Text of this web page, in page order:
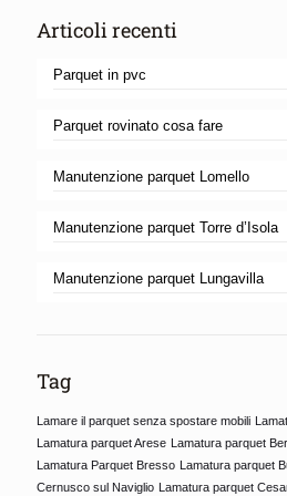
Articoli recenti
Parquet in pvc
Parquet rovinato cosa fare
Manutenzione parquet Lomello
Manutenzione parquet Torre d’Isola
Manutenzione parquet Lungavilla
Tag
Lamare il parquet senza spostare mobili
Lamatura parquet Arese Lamatura parquet
Lamatura Parquet Bresso Lamatura parquet
Cernusco sul Naviglio Lamatura parquet